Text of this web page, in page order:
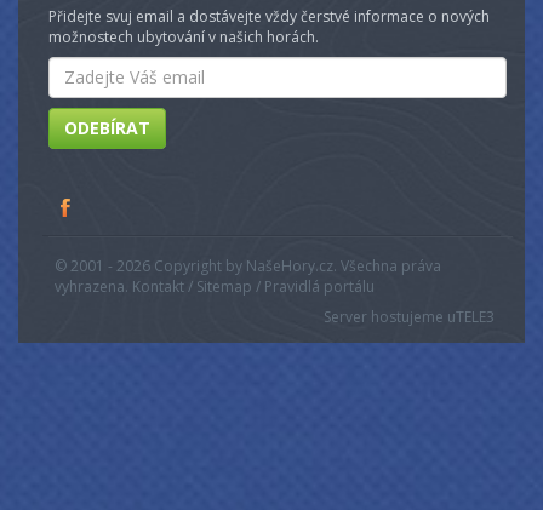
Přidejte svuj email a dostávejte vždy čerstvé informace o nových
možnostech ubytování v našich horách.
Email
ODEBÍRAT
© 2001 - 2026 Copyright by NašeHory.cz. Všechna práva
vyhrazena. Kontakt / Sitemap / Pravidlá portálu
Server hostujeme uTELE3